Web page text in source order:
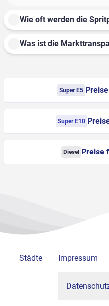
Wie oft werden die
Was ist die
Super E5
Super E10
Diesel Preise
Städte Impressum